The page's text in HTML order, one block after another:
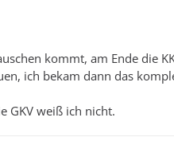
kommt, am Ende die
ich bekam dann das
GKV weiß ich nicht.